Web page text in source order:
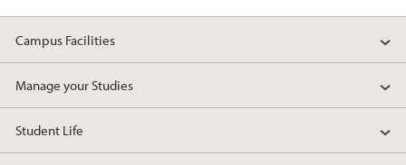
Campus Facilities
Manage your Studies
Student Life